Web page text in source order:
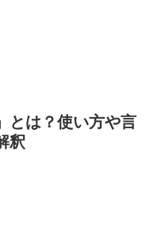
とは？使い方や言
釈